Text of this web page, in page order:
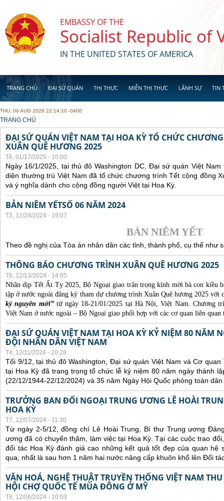
EMBASSY OF THE
Socialist Republic of
IN THE UNITED STATES OF AMERICA
TRANG CHỦ ĐẠI SỨ QUÁN THỊ THỰC MIỄN THỊ THỰC LÃNH SỰ TIN
THU, 06 AUG 2026 22:14:10 -0400
YOU ARE HERE
TRANG CHỦ
ĐẠI SỨ QUÁN VIỆT NAM TẠI HOA KỲ TỔ CHỨC
XUÂN QUÊ HƯƠNG 2025
T6, 01/17/2025 - 10:00
Ngày 16/1/2025, tại thủ đô Washington DC, Đại sứ quán Việt
diện thường trú Việt Nam đã tổ chức chương trình Tết cộng đồng
và ý nghĩa dành cho cộng đồng người Việt tại Hoa Kỳ.
BẢN NIÊM YẾTSỐ 06 NĂM 2024
T3, 12/24/2024 - 19:07
BẢN NIÊM YẾT
Theo đề nghị của Tòa án nhân dân các tỉnh, thành phố, cụ thể như
THÔNG BÁO CHƯƠNG TRÌNH XUÂN QUÊ HƯƠNG 2025
T6, 12/13/2024 - 14:05
Nhân dịp Tết Ất Tỵ 2025, Bộ Ngoại giao trân trọng kính mời bà con kiều
tập ở nước ngoài đăng ký tham dự chương trình Xuân Quê hương 2025 với
kỷ nguyên mới”từ ngày 18-21/01/2025 tại Hà Nội, Việt Nam. Chương
Việt Nam ở nước ngoài – Bộ Ngoại giao phối hợp với các cơ quan liên quan
ĐẠI SỨ QUÁN VIỆT NAM TẠI HOA KỲ KỶ NIỆM 80 NĂM
ĐỘI NHÂN DÂN VIỆT NAM
T4, 12/11/2024 - 20:28
Tối 9/12, tại thủ đô Washington, Đại sứ quán Việt Nam và Cơ quan
tại Hoa Kỳ đã trang trọng tổ chức lễ kỷ niệm 80 năm ngày thành
(22/12/1944-22/12/2024) và 35 năm Ngày Hội Quốc phòng toàn
TRƯỞNG BAN ĐỐI NGOẠI TRUNG ƯƠNG LÊ HOÀI
HOA KỲ
T7, 12/07/2024 - 11:30
Từ ngày 2-5/12, đồng chí Lê Hoài Trung, Bí thư Trung ương
ương đã có chuyến thăm, làm việc tại Hoa Kỳ. Tại các cuộc trao
đối tác Hoa Kỳ đánh giá cao những kết quả tốt đẹp của quan hệ
qua, nhất là sau hơn 1 năm hai nước nâng cấp khuôn khổ lên Đối
VĂN HOÁ, NGHỆ THUẬT TRUYỀN THỐNG VIỆT NAM
HỘI CHỢ QUỐC TẾ MÙA ĐÔNG Ở MỸ
T6, 12/06/2024 - 10:03